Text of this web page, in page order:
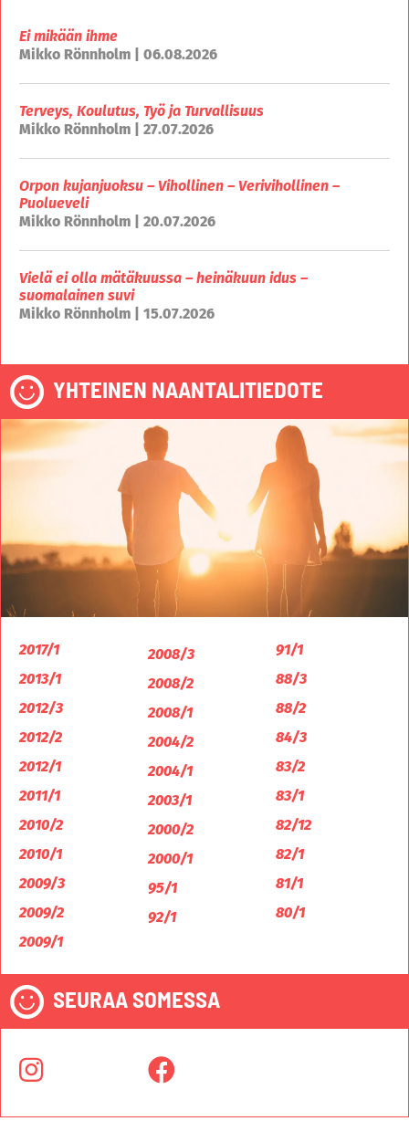
Ei mikään ihme
Mikko Rönnholm | 06.08.2026
Terveys, Koulutus, Työ ja Turvallisuus
Mikko Rönnholm | 27.07.2026
Orpon kujanjuoksu – Vihollinen – Verivihollinen –
Puolueveli
Mikko Rönnholm | 20.07.2026
Vielä ei olla mätäkuussa – heinäkuun idus –
suomalainen suvi
Mikko Rönnholm | 15.07.2026
YHTEINEN NAANTALITIEDOTE
2017/1
2013/1
2012/3
2012/2
2012/1
2011/1
2010/2
2010/1
2009/3
2009/2
2009/1
2008/3
2008/2
2008/1
2004/2
2004/1
2003/1
2000/2
2000/1
95/1
92/1
91/1
88/3
88/2
84/3
83/2
83/1
82/12
82/1
81/1
80/1
SEURAA SOMESSA